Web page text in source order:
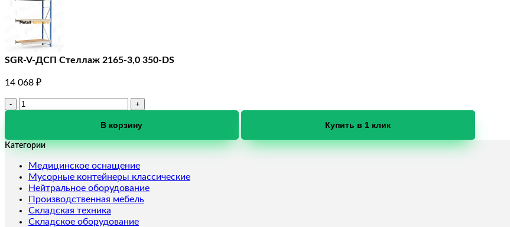
SGR-V-ДСП Стеллаж 2165-3,0 350-DS
14 068 ₽
Количество
ДСП
2165-
3,0
350-
DS
В корзину Купить в 1 клик
Категории
Медицинское оснащение
Мусорные контейнеры классические
Нейтральное оборудование
Производственная мебель
Складская техника
Складское оборудование